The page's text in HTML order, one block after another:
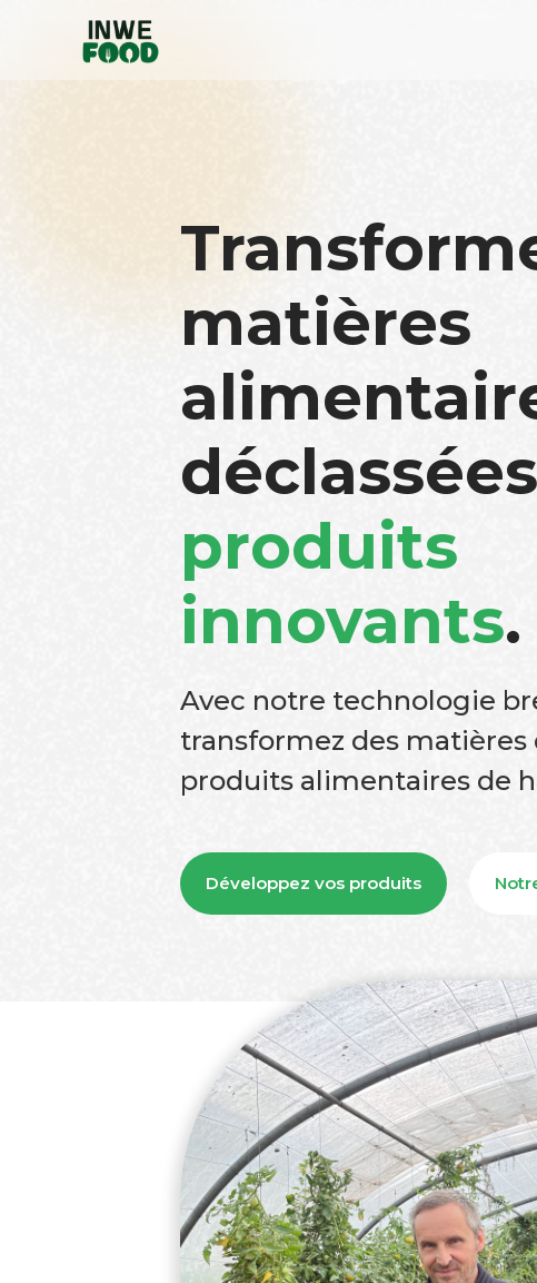
matières
produits
innovants.
Avec notre technologie
transformez des matières
produits alimentaires de
Développez vos produits